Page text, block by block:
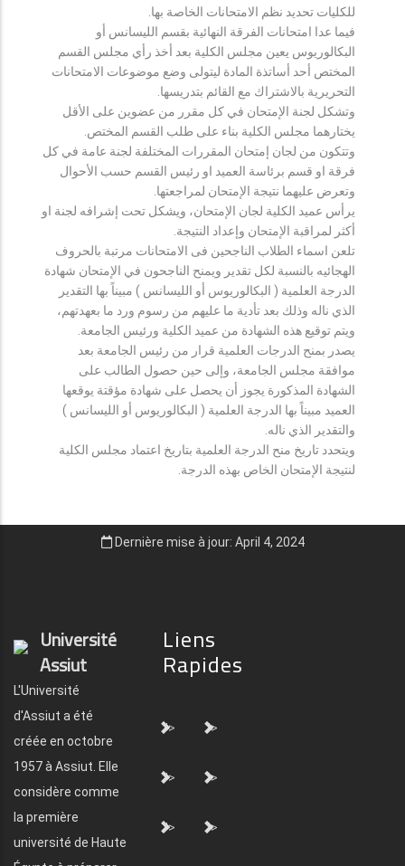
للكليات تحديد نظم الامتحانات الخاصة بها.
فيما عدا امتحانات الفرقة النهائية بقسم الليسانس أو
البكالوريوس يعين مجلس الكلية بعد أخذ رأي مجلس القسم
المختص أحد أساتذة المادة ليتولى وضع موضوعات الامتحانات
التحريرية بالاشتراك مع القائم بتدريسها.
وتشكل لجنة الإمتحان في كل مقرر من عضوين على الأقل
يختارهما مجلس الكلية بناء على طلب القسم المختص.
وتتكون من لجان إمتحان المقررات المختلفة لجنة عامة في كل
فرقة او قسم برئاسة العميد او رئيس القسم حسب الأحوال
وتعرض عليهما نتيجة الإمتحان لمراجعتها.
يرأس عميد الكلية لجان الإمتحان، ويشكل تحت إشرافه لجنة او
أكثر لمراقبة الإمتحان وإعداد النتيجة.
تلعن اسماء الطلاب الناجحين فى الامتحانات مرتبة بالحروف
الهجائيه بالنسبة لكل تقدير ويمنح الناجحون في الإمتحان شهادة
الدرجة العلمية ( البكالوريوس أو الليسانس ) مبيناً بها التقدير
الذي ناله وذلك بعد تأدية ما عليهم من رسوم ورد ما بعهدتهم،
ويتم توقيع هذه الشهادة من عميد الكلية ورئيس الجامعة.
يصدر بمنح الدرجات العلمية قرار من رئيس الجامعة بعد
موافقة مجلس الجامعة، وإلى حين حصول الطالب على
الشهادة المذكورة يجوز أن يحصل على شهادة مؤقتة يوقعها
العميد مبيناً بها الدرجة العلمية ( البكالوريوس أو الليسانس )
والتقدير الذي ناله.
ويتحدد تاريخ منح الدرجة العلمية بتاريخ اعتماد مجلس الكلية
لنتيجة الإمتحان الخاص بهذه الدرجة.
Dernière mise à jour: April 4, 2024
Université
Assiut
L'Université
d'Assiut a été
créée en octobre
1957 à Assiut. Elle
considère comme
la première
université de Haute
Liens
Rapides
"> ">
"> ">
"> ">